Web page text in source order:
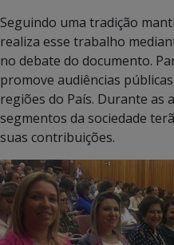
Seguindo uma tradição
realiza esse trabalho
no debate do documento.
promove audiências
regiões do País. Durante as
segmentos da sociedade
suas contribuições.